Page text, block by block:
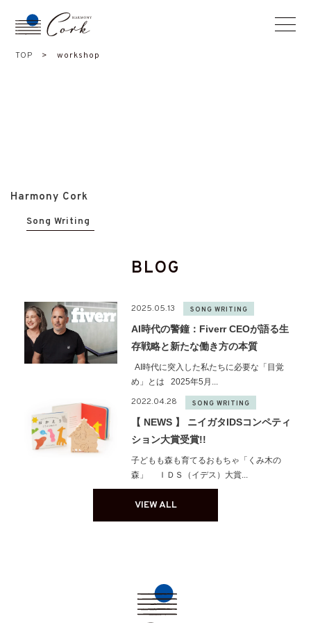
TOP >workshop
Harmony Cork
Song Writing
BLOG
2025.05.13 SONG WRITING
AI時代の警鐘：Fiverr CEOが語る生
存戦略と新たな働き方の本質
AI時代に突入した私たちに必要な「目覚
め」とは 2025年5月...
2022.04.28 SONG WRITING
【 NEWS 】 ニイガタIDSコンペティ
ション大賞受賞!!
子どもも森も育てるおもちゃ「くみ木の
森」 ＩＤＳ（イデス）大賞...
VIEW ALL